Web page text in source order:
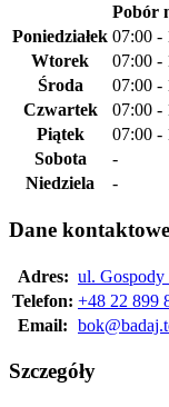
Pobór
Poniedziałek 07:00 -
Wtorek
07:00 -
Środa
07:00 -
Czwartek
07:00 -
Piątek
07:00 -
Sobota
-
Niedziela
-
Dane kontaktowe
Adres: ul. Gospody
Telefon: +48 22 899
Email:
Szczegóły